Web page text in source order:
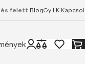
felett.BlogGy.I.K.